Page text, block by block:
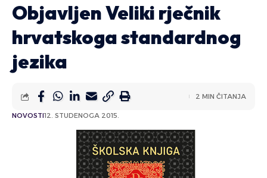
Objavljen Veliki rječnik
hrvatskoga standardnog
jezika
NOVOSTI12. STUDENOGA 2015.
2 MIN ČITANJA